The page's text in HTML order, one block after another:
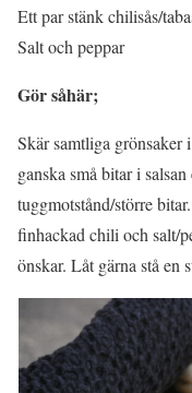
Ett par stänk chilisås/
Salt och peppar
Gör såhär;
Skär samtliga
ganska små bitar i
tuggmotstånd/större
finhackad chili och salt/
önskar. Låt gärna stå en